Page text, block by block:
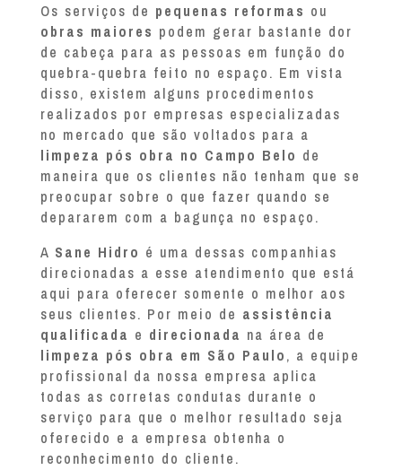
Os serviços de pequenas reformas ou
obras maiores podem gerar bastante dor
de cabeça para as pessoas em função do
quebra-quebra feito no espaço. Em vista
disso, existem alguns procedimentos
realizados por empresas especializadas
no mercado que são voltados para a
limpeza pós obra no Campo Belo de
maneira que os clientes não tenham que se
preocupar sobre o que fazer quando se
depararem com a bagunça no espaço.
A Sane Hidro é uma dessas companhias
direcionadas a esse atendimento que está
aqui para oferecer somente o melhor aos
seus clientes. Por meio de assistência
qualificada e direcionada na área de
limpeza pós obra em São Paulo, a equipe
profissional da nossa empresa aplica
todas as corretas condutas durante o
serviço para que o melhor resultado seja
oferecido e a empresa obtenha o
reconhecimento do cliente.